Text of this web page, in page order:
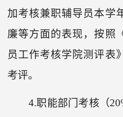
加考核兼职辅导员本学
廉等方面的表现，按照
员工作考核学院测评表
考评。
4.职能部门考核（